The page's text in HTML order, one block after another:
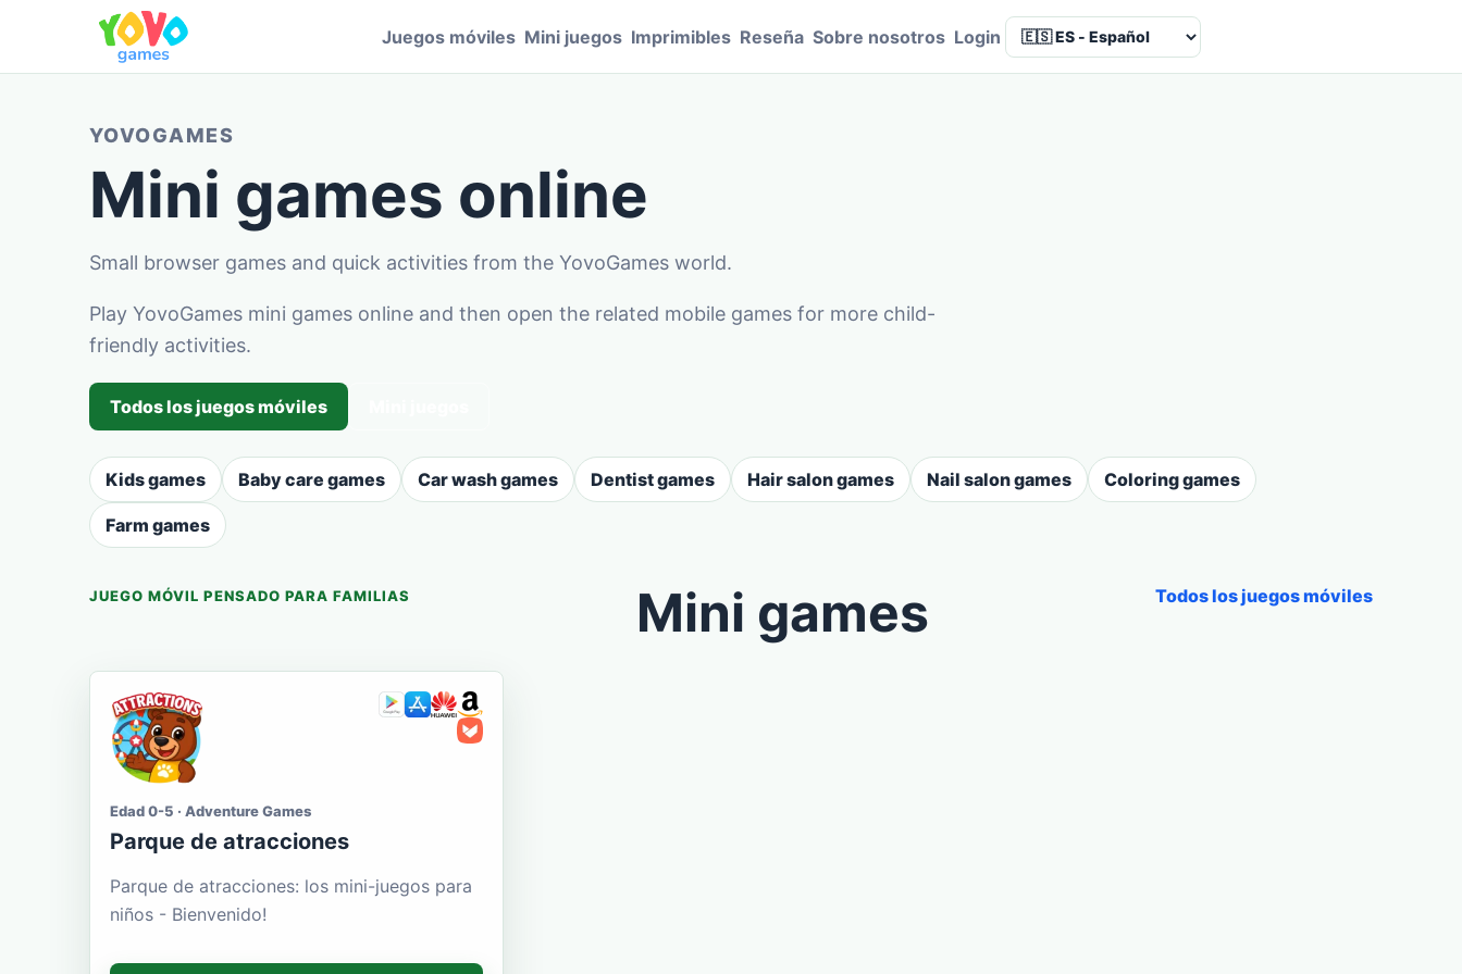
Juegos móviles Mini juegos Imprimibles Reseña Sobre nosotros Login Language
YOVOGAMES
Mini games online
Small browser games and quick activities from the YovoGames world.
Play YovoGames mini games online and then open the related mobile games for more child-
friendly activities.
Todos los juegos móviles
Kids games Baby care games Car wash games Dentist games Hair salon games Nail salon games Coloring games
Farm games
JUEGO MÓVIL PENSADO PARA FAMILIAS Mini games Todos los juegos móviles
Edad 0-5 · Adventure Games
Parque de atracciones
Parque de atracciones: los mini-juegos para
niños - Bienvenido!